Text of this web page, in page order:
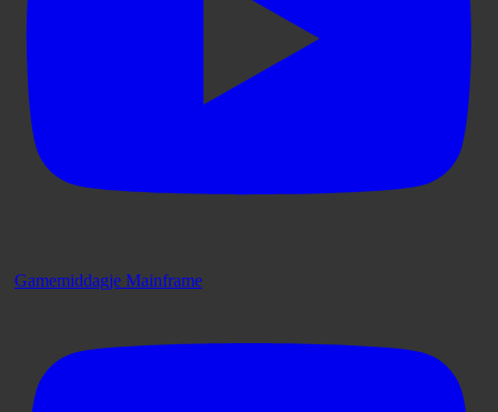
Gamemiddagje Mainframe